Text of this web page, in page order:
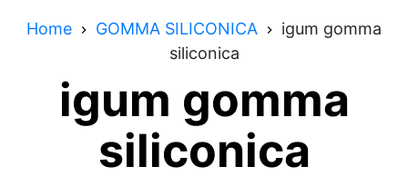
Home GOMMA SILICONICA
igum gomma
siliconica
igum gomma
siliconica